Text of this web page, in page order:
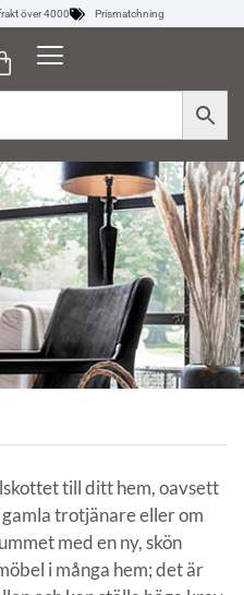
över 4000 Prismatchning
till ditt hem, oavsett
trotjänare eller om
med en ny, skön
i många hem; det är